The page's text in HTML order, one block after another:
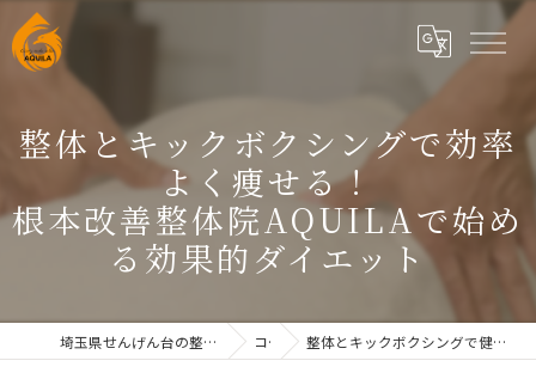
整体とキックボクシングで効率
よく痩せる！
根本改善整体院AQUILAで始め
る効果的ダイエット
埼玉県せんげん台の整体なら根本改善整体院AQUILAせんげん台 コラム 整体とキックボクシングで健康革命！せんげん台駅から始める効果的ダイエット法